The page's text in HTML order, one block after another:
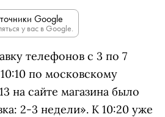
Google
у вас в Google.
телефонов с 3 по 7
по московскому
на сайте магазина было
2-3 недели». К 10:20 уже